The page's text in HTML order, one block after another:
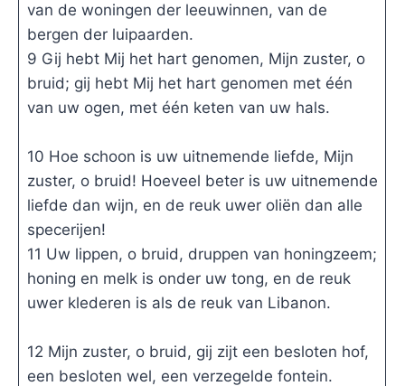
van de woningen der leeuwinnen, van de
bergen der luipaarden.
9 Gij hebt Mij het hart genomen, Mijn zuster, o
bruid; gij hebt Mij het hart genomen met één
van uw ogen, met één keten van uw hals.
10 Hoe schoon is uw uitnemende liefde, Mijn
zuster, o bruid! Hoeveel beter is uw uitnemende
liefde dan wijn, en de reuk uwer oliën dan alle
specerijen!
11 Uw lippen, o bruid, druppen van honingzeem;
honing en melk is onder uw tong, en de reuk
uwer klederen is als de reuk van Libanon.
12 Mijn zuster, o bruid, gij zijt een besloten hof,
een besloten wel, een verzegelde fontein.